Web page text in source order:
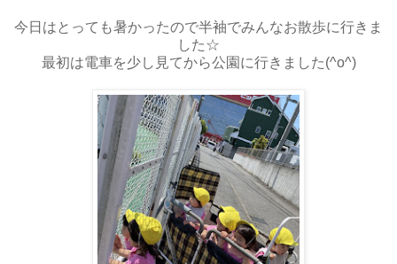
今日はとっても暑かったので半袖でみんなお散歩に行きま
した☆
最初は電車を少し見てから公園に行きました(^o^)